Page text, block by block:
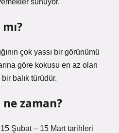
sunuyor.
çok yassı bir görünümü
göre kokusu en az olan
bir balık türüdür.
ne zaman?
Şubat – 15 Mart tarihleri